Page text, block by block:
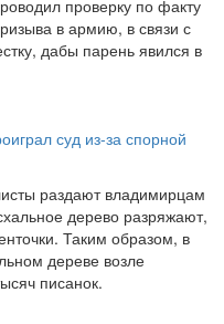
проверку по факту
в армию, в связи с
дабы парень явился в
суд из-за спорной
раздают владимирцам
дерево разряжают,
Таким образом, в
дереве возле
писанок.